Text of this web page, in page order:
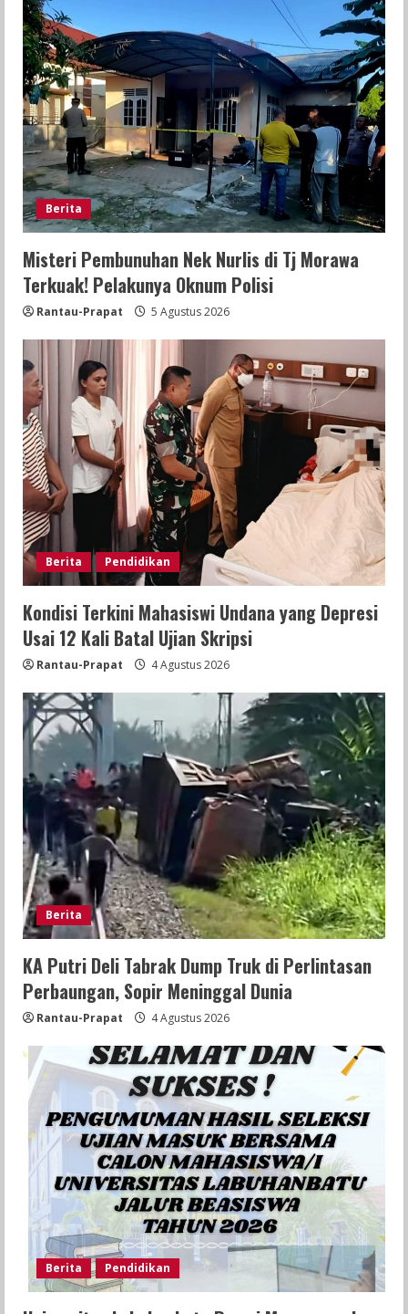
Berita
Misteri Pembunuhan Nek Nurlis di Tj Morawa
Terkuak! Pelakunya Oknum Polisi
Rantau-Prapat 5 Agustus 2026
Berita Pendidikan
Kondisi Terkini Mahasiswi Undana yang Depresi
Usai 12 Kali Batal Ujian Skripsi
Rantau-Prapat 4 Agustus 2026
Berita
KA Putri Deli Tabrak Dump Truk di Perlintasan
Perbaungan, Sopir Meninggal Dunia
Rantau-Prapat 4 Agustus 2026
Berita Pendidikan